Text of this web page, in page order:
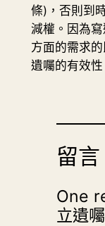
條)，否則到
減權。因為
方面的需求
遺囑的有效性
留言
One
立遺